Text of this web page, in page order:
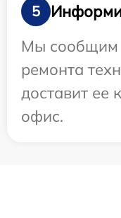
5
Мы сообщим
ремонта
доставит ее
офис.